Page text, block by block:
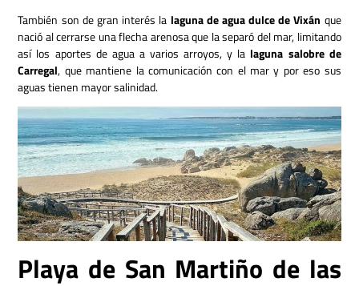
También son de gran interés la laguna de agua dulce de Vixán que
nació al cerrarse una flecha arenosa que la separó del mar, limitando
así los aportes de agua a varios arroyos, y la laguna salobre de
Carregal, que mantiene la comunicación con el mar y por eso sus
aguas tienen mayor salinidad.
Playa de San Martiño de las